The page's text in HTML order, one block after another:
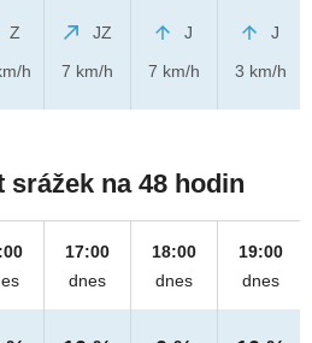
Z
h
JZ
7 km/h
J
7 km/h
J
3 km/h
na 48 hodin
17:00
dnes
18:00
dnes
19:00
dnes